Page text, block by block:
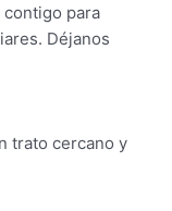
contigo para
Déjanos
trato cercano y